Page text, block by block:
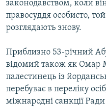
законодавством, коли
правосуддя особисто,
розглядають знову.
Приблизно 53-річний
відомий також як
палестинець із
перебуває в переліку
міжнародні санкції